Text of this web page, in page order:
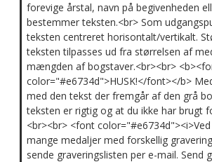
forevige årstal, navn på begivenheden
bestemmer teksten.<br> Som
teksten centreret horisontalt/vertikalt.
teksten tilpasses ud fra størrelsen af
mængden af bogstaver.<br><br>
color="#e6734d">HUSK!</font></b>
med den tekst der fremgår af den grå
teksten er rigtig og at du ikke har brugt
<br><br> <font
mange medaljer med forskellig
sende graveringslisten per e-mail. Send